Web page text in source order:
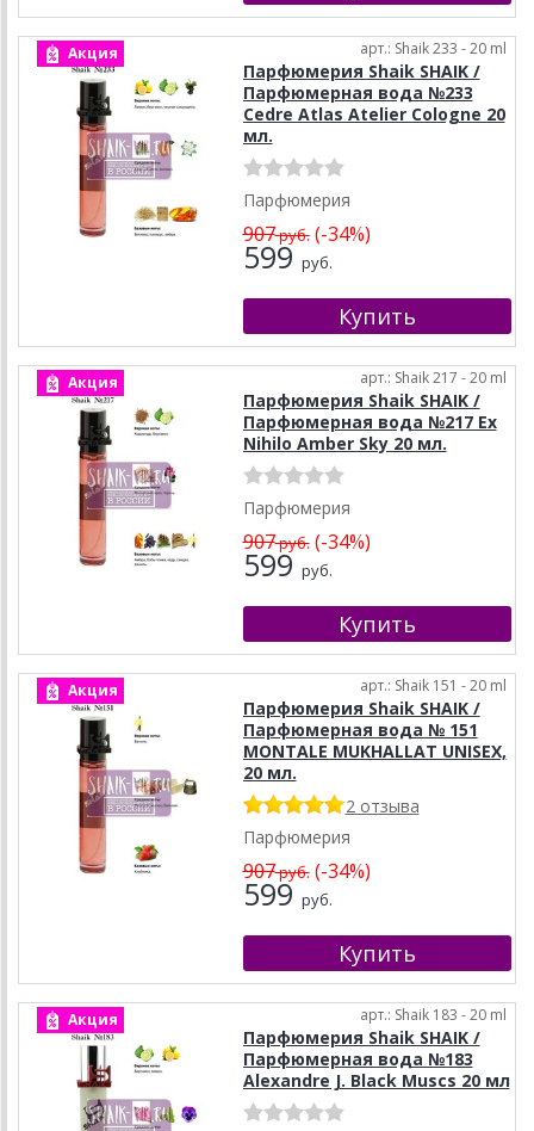
Акция арт.: Shaik 233 - 20 ml
Парфюмерия Shaik SHAIK /
Парфюмерная вода №233
Cedre Atlas Atelier Cologne 20
мл.
Парфюмерия
907руб.(-34%)
599 руб.
Акция арт.: Shaik 217 - 20 ml
Парфюмерия Shaik SHAIK /
Парфюмерная вода №217 Ex
Nihilo Amber Sky 20 мл.
Парфюмерия
907руб.(-34%)
599 руб.
Акция арт.: Shaik 151 - 20 ml
Парфюмерия Shaik SHAIK /
Парфюмерная вода № 151
MONTALE MUKHALLAT UNISEX,
20 мл.
2 отзыва
Парфюмерия
907руб.(-34%)
599 руб.
Акция арт.: Shaik 183 - 20 ml
Парфюмерия Shaik SHAIK /
Парфюмерная вода №183
Alexandre J. Black Muscs 20 мл